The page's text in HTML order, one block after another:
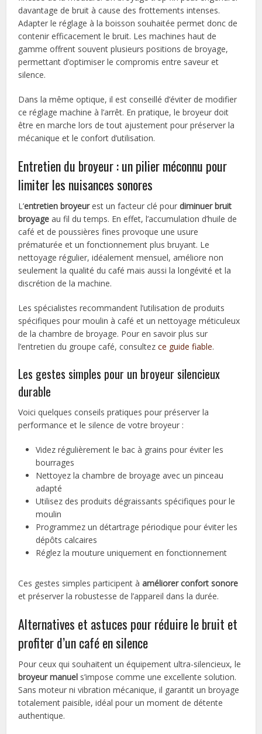
davantage de bruit à cause des frottements intenses.
Adapter le réglage à la boisson souhaitée permet donc de
contenir efficacement le bruit. Les machines haut de
gamme offrent souvent plusieurs positions de broyage,
permettant d’optimiser le compromis entre saveur et
silence.
Dans la même optique, il est conseillé d’éviter de modifier
ce réglage machine à l’arrêt. En pratique, le broyeur doit
être en marche lors de tout ajustement pour préserver la
mécanique et le confort d’utilisation.
Entretien du broyeur : un pilier méconnu pour
limiter les nuisances sonores
L’entretien broyeurest un facteur clé pourdiminuer bruit
broyage au fil du temps. En effet, l’accumulation d’huile de
café et de poussières fines provoque une usure
prématurée et un fonctionnement plus bruyant. Le
nettoyage régulier, idéalement mensuel, améliore non
seulement la qualité du café mais aussi la longévité et la
discrétion de la machine.
Les spécialistes recommandent l’utilisation de produits
spécifiques pour moulin à café et un nettoyage méticuleux
de la chambre de broyage. Pour en savoir plus sur
l’entretien du groupe café, consultezce guide fiable.
Les gestes simples pour un broyeur silencieux
durable
Voici quelques conseils pratiques pour préserver la
performance et le silence de votre broyeur :
Videz régulièrement le bac à grains pour éviter les
bourrages
Nettoyez la chambre de broyage avec un pinceau
adapté
Utilisez des produits dégraissants spécifiques pour le
moulin
Programmez un détartrage périodique pour éviter les
dépôts calcaires
Réglez la mouture uniquement en fonctionnement
Ces gestes simples participent àaméliorer confort sonore
et préserver la robustesse de l’appareil dans la durée.
Alternatives et astuces pour réduire le bruit et
profiter d’un café en silence
Pour ceux qui souhaitent un équipement ultra-silencieux, le
broyeur manuel s’impose comme une excellente solution.
Sans moteur ni vibration mécanique, il garantit un broyage
totalement paisible, idéal pour un moment de détente
authentique.